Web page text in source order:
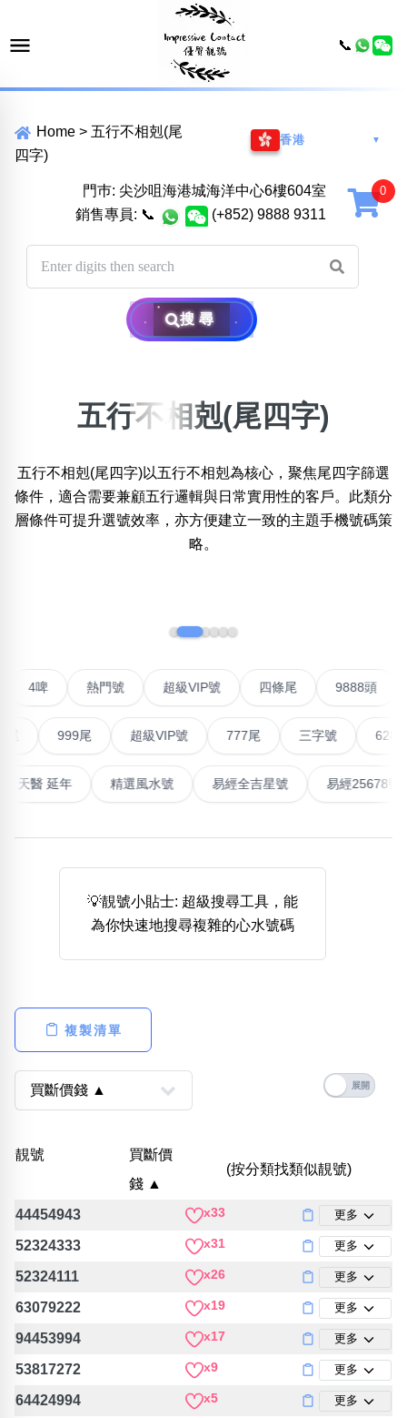
Home > 五行不相剋(尾
四字)
香港 ▼
門巿: 尖沙咀海港城海洋中心6樓604室
銷售專員: 📞 (+852) 9888 9311
搜尋
位置:
二 三 四 五 六 七 八
無0 無2無3無4無5 無7無8無9
清除全部分類
搜尋
888尾
999尾 777尾 9字頭 6字頭
無4字
全大數字
5萬以上 生天延 全吉星(全號)
清除全部分類
高級分類 i
位置分類
次數分類
生日分類
生天延/貴財成
易經六四卦象
搜尋
五行不相剋(尾四字)
五行不相剋(尾四字)以五行不相剋為核心，聚焦尾四字篩選
條件，適合需要兼顧五行邏輯與日常實用性的客戶。此類分
層條件可提升選號效率，亦方便建立一致的主題手機號碼策
略。
熱門號 超級VIP號 四條尾 9888
超級VIP號 三字號 6288頭
高能量生氣 天醫 延年 精選風水號 易經全吉星號 易
💡靚號小貼士: 超級搜尋工具，能
為你快速地搜尋複雜的心水號碼
複製清單
靚號
買斷價
錢 ▲
(按分類找類似靚號)
44454943 x33 更多
52324333 x31 更多
52324111 x26 更多
63079222 x19 更多
94453994 x17 更多
53817272 x9 更多
64424994 x5 更多
📞